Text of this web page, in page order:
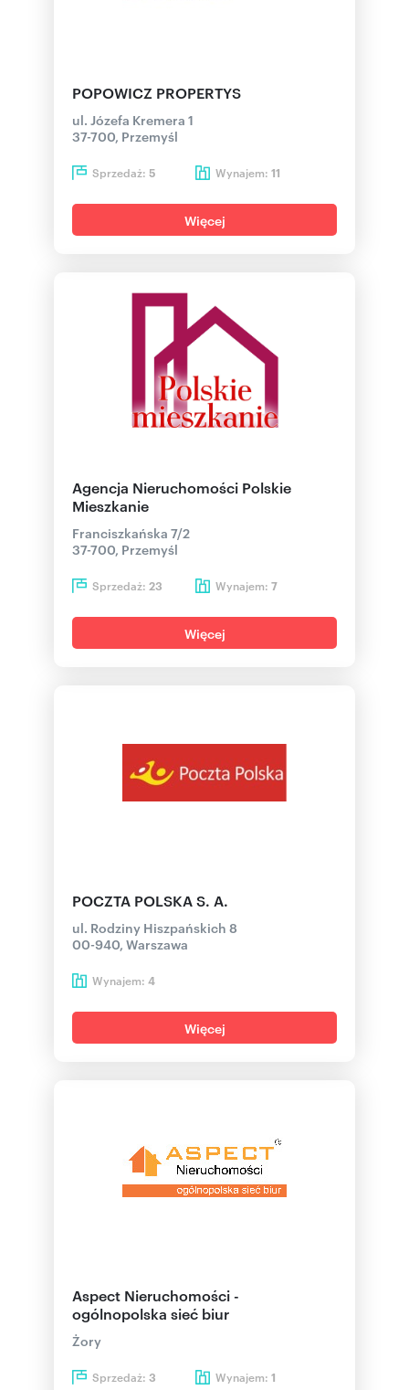
POPOWICZ PROPERTYS
ul. Józefa Kremera 1
37-700, Przemyśl
Sprzedaż: 5 Wynajem: 11
Więcej
Agencja Nieruchomości Polskie
Mieszkanie
Franciszkańska 7/2
37-700, Przemyśl
Sprzedaż: 23 Wynajem: 7
Więcej
POCZTA POLSKA S. A.
ul. Rodziny Hiszpańskich 8
00-940, Warszawa
Wynajem: 4
Więcej
Aspect Nieruchomości -
ogólnopolska sieć biur
Żory
Sprzedaż: 3 Wynajem: 1